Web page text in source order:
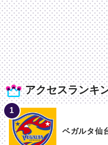
アクセスランキ
ベガルタ仙